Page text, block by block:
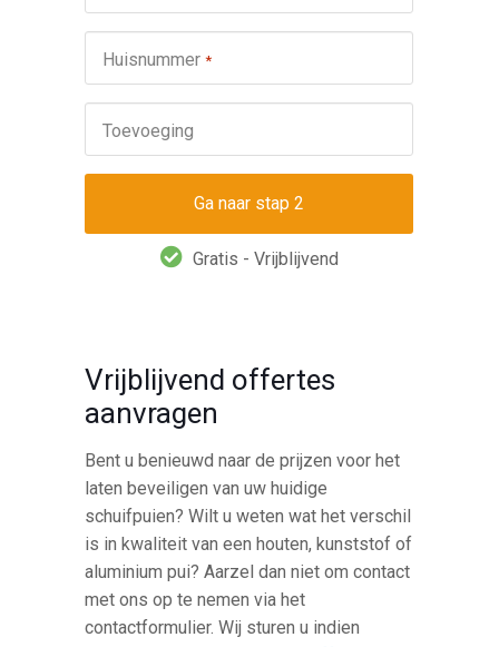
Huisnummer *
Toevoeging
Gratis - Vrijblijvend
Vrijblijvend offertes
aanvragen
Bent u benieuwd naar de prijzen voor het
laten beveiligen van uw huidige
schuifpuien? Wilt u weten wat het verschil
is in kwaliteit van een houten, kunststof of
aluminium pui? Aarzel dan niet om contact
met ons op te nemen via het
contactformulier. Wij sturen u indien